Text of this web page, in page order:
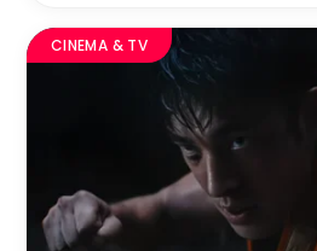
CINEMA & TV